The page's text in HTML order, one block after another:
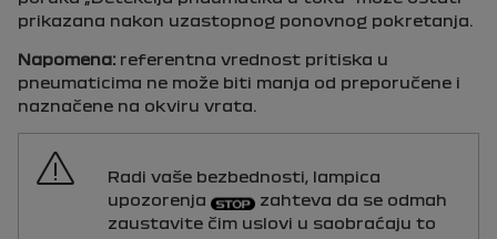
prikazana nakon uzastopnog ponovnog pokretanja.
Napomena: referentna vrednost pritiska u
pneumaticima ne može biti manja od preporučene i
naznačene na okviru vrata.
Radi vaše bezbednosti, lampica
upozorenja
zahteva da se odmah
zaustavite čim uslovi u saobraćaju to